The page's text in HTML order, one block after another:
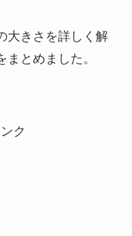
大きさを詳しく解
とめました。
ク